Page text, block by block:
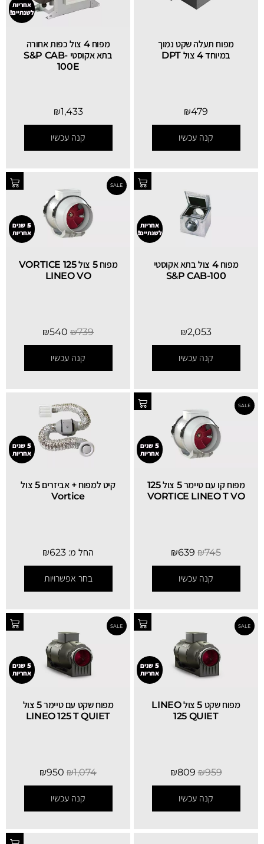
מפוח תעלה שקט נמוך
במיוחד 4 צול DPT
₪479
קנה עכשיו
מפוח 4 צול כפות אחורה
בתא אקוסטי S&P CAB-
100E
₪1,433
קנה עכשיו
אחריות
לשנתיים!
מפוח 4 צול בתא אקוסטי
S&P CAB-100
₪2,053
קנה עכשיו
אחריות
לשנתיים!
מפוח 5 צול 125 VORTICE
LINEO VO
₪739
₪540
קנה עכשיו
5 שנים
אחריות
מפוח קו עם טיימר 5 צול 125
VORTICE LINEO T VO
₪745
₪639
קנה עכשיו
5 שנים
אחריות
קיט למפוח + אביזרים 5 צול
Vortice
החל מ: ₪623
בחר אפשרויות
5 שנים
אחריות
מפוח שקט 5 צול LINEO
125 QUIET
₪959
₪809
קנה עכשיו
5 שנים
אחריות
מפוח שקט עם טיימר 5 צול
LINEO 125 T QUIET
₪1,074
₪950
קנה עכשיו
5 שנים
אחריות